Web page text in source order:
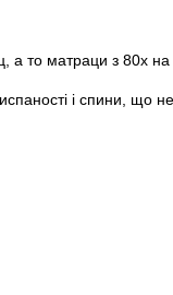
а то матраци з 80х на
і спини, що